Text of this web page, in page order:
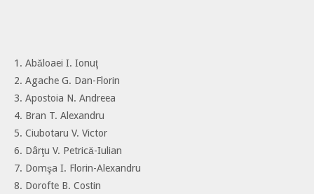
1. Abăloaei I. Ionuţ
2. Agache G. Dan-Florin
3. Apostoia N. Andreea
4. Bran T. Alexandru
5. Ciubotaru V. Victor
6. Dârţu V. Petrică-Iulian
7. Domşa I. Florin-Alexandru
8. Dorofte B. Costin